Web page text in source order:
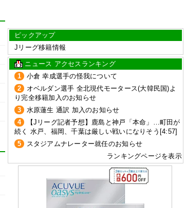
ピックアップ
Jリーグ移籍情報
ニュース アクセスランキング
1
小倉 幸成選手の怪我について
2
オベルダン選手 全北現代モータース(大韓民国)よ
り完全移籍加入のお知らせ
3
水原蓮生 通訳 加入のお知らせ
4
【Jリーグ記者予想】鹿島と神戸「本命」…町田が
続く 水戸、福岡、千葉は厳しい戦いになりそう[4:57]
5
スタジアムナレーター就任のお知らせ
ランキングページを表示